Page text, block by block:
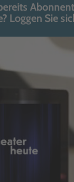
Loggen Sie